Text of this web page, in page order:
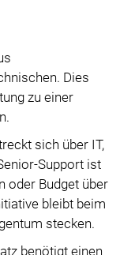
Dies
zu einer
sich über IT,
Support ist
oder Budget über
bleibt beim
stecken.
benötigt einen